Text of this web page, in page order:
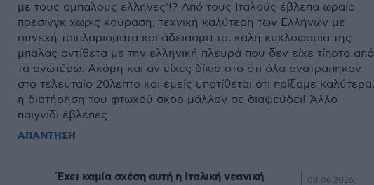
με τους αμπαλους ελληνες'!? Από τους Ιταλούς έβλεπα ωραίο
πρεσινγκ χωρις κούραση, τεχνική καλύτερη των Ελλήνων με
συνεχή τριπλαρισματα και άδειασμα τα, καλή κυκλοφορία της
μπαλας αντίθετα με την ελληνική πλευρά που δεν είχε τίποτα από
τα ανωτέρω. Ακόμη και αν είχες δίκιο στο ότι όλα ανατραπηκαν
στο τελευταίο 20λεπτο και εμείς υποτίθεται ότι παίξαμε καλύτερα,
η διατήρηση του φτωχού σκορ μάλλον σε διαψεύδει! Άλλο
παιγνίδι έβλεπες...
ΑΠΑΝΤΗΣΗ
Έχει καμία σχέση αυτή η Ιταλική νεανική
08.06.2026,